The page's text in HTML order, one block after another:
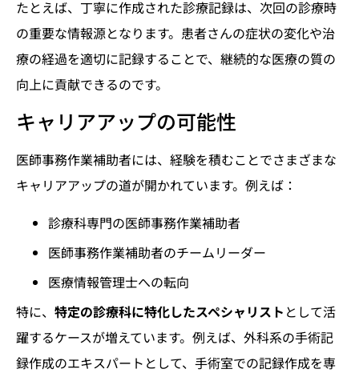
たとえば、丁寧に作成された診療記録は、次回の診療時
の重要な情報源となります。患者さんの症状の変化や治
療の経過を適切に記録することで、継続的な医療の質の
向上に貢献できるのです。
キャリアアップの可能性
医師事務作業補助者には、経験を積むことでさまざまな
キャリアアップの道が開かれています。例えば：
診療科専門の医師事務作業補助者
医師事務作業補助者のチームリーダー
医療情報管理士への転向
特に、 特定の診療科に特化したスペシャリスト として活
躍するケースが増えています。例えば、外科系の手術記
録作成のエキスパートとして、手術室での記録作成を専